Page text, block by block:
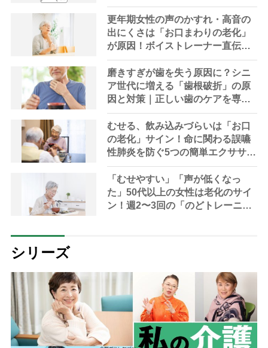
更年期女性の声のかすれ・高音の
出にくさは「お口まわりの老化」
が原因！ボイストレーナー直伝活
舌トレーニング
磨きすぎが歯を失う原因に？シニ
ア世代に増える「歯根破折」の原
因と対策｜正しい歯のケアを専門
家が解説
むせる、飲み込みづらいは「お口
の老化」サイン！命に関わる誤嚥
性肺炎を防ぐ5つの簡単エクササイ
ズ【専門医解説】
「むせやすい」「声が低くなっ
た」50代以上の女性は老化のサイ
ン！週2〜3回の「のどトレーニン
シリーズ